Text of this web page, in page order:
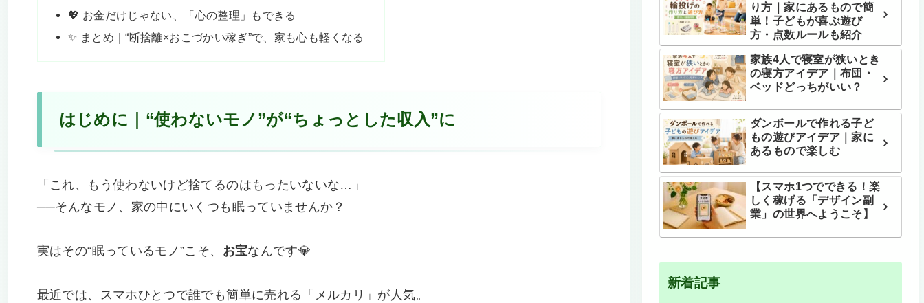
💖 お金だけじゃない、「心の整理」もできる
✨ まとめ｜“断捨離×おこづかい稼ぎ”で、家も心も軽くなる
はじめに｜“使わないモノ”が“ちょっとした収入”に
「これ、もう使わないけど捨てるのはもったいないな…」
──そんなモノ、家の中にいくつも眠っていませんか？
実はその“眠っているモノ”こそ、 お宝なんです💎
最近では、スマホひとつで誰でも簡単に売れる「メルカリ」が人気。
り方｜家にあるもので簡
単！子どもが喜ぶ遊び
方・点数ルールも紹介
家族4人で寝室が狭いとき
の寝方アイデア｜布団・
ベッドどっちがいい？
ダンボールで作れる子ど
もの遊びアイデア｜家に
あるもので楽しむ
【スマホ1つでできる！楽
しく稼げる「デザイン副
業」の世界へようこそ】
新着記事